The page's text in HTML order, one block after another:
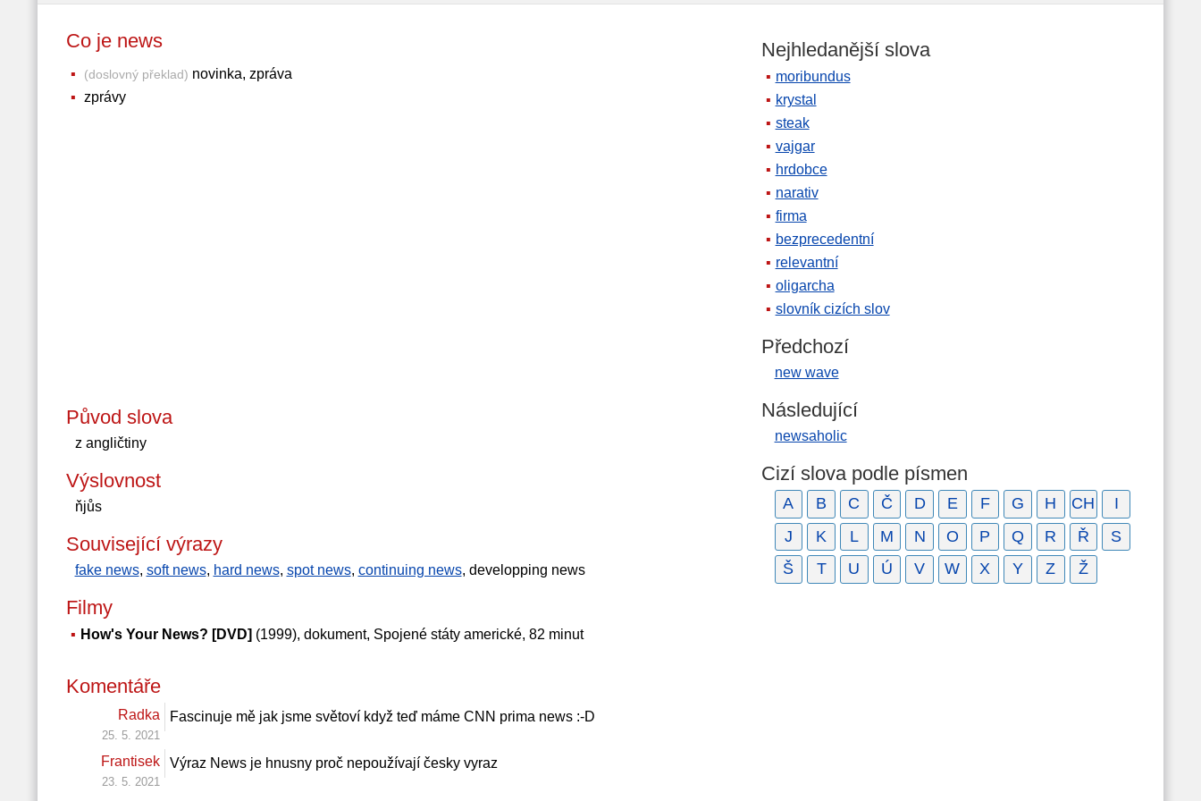
Co je news
(doslovný překlad) novinka, zpráva
zprávy
Původ slova
z angličtiny
Výslovnost
ňjůs
Související výrazy
fake news, soft news, hard news, spot news, continuing news, developping news
Filmy
How's Your News? [DVD] (1999), dokument, Spojené státy americké, 82 minut
Komentáře
Radka
25. 5. 2021
Fascinuje mě jak jsme světoví když teď máme CNN prima news :-D
Frantisek
23. 5. 2021
Výraz News je hnusny proč nepoužívají česky vyraz
Nejhledanější slova
moribundus
krystal
steak
vajgar
hrdobce
narativ
firma
bezprecedentní
relevantní
oligarcha
slovník cizích slov
Předchozí
new wave
Následující
newsaholic
Cizí slova podle písmen
A B C Č D E F G H CH
I
J
K L M N O P Q R Ř
S
Š
T U Ú V W X Y Z Ž